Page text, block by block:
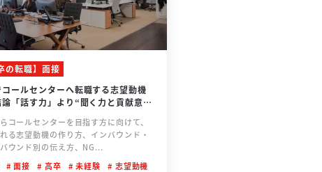
の転職】面接
ールセンターへ転職する志望動機
論「話す力」より“聞く力と貢献意
コールセンターを目指す方に向けて、
る志望動機の作り方、インバウンド・
ウンド別の伝え方、NG...
面接 高卒 未経験
志望動機